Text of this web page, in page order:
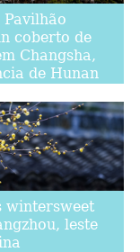
Pavilhão
coberto de
Changsha,
de Hunan
wintersweet
leste